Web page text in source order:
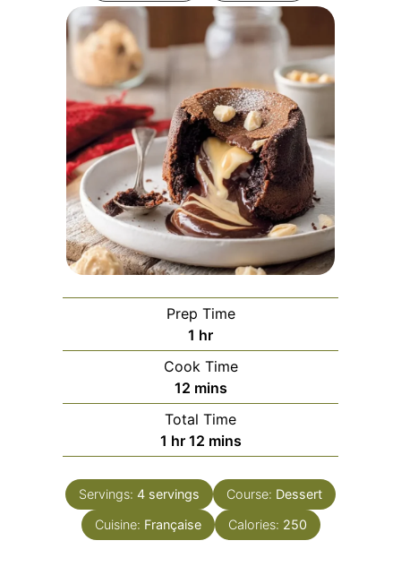
Prep Time
1 hour
hr
Cook Time
12minutes
mins
Total Time
1 hour
hr 12minutes
mins
Servings: 4 servings Course: Dessert
Cuisine: Française Calories: 250